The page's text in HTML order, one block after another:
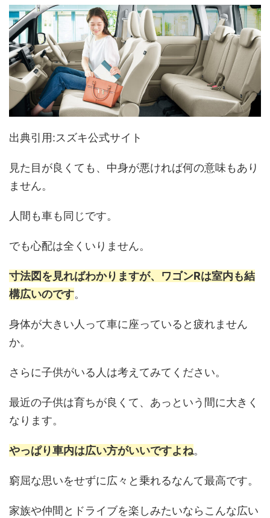
出典引用:スズキ公式サイト
見た目が良くても、中身が悪ければ何の意味もあり
ません。
人間も車も同じです。
でも心配は全くいりません。
寸法図を見ればわかりますが、ワゴンRは室内も結
構広いのです。
身体が大きい人って車に座っていると疲れません
か。
さらに子供がいる人は考えてみてください。
最近の子供は育ちが良くて、あっという間に大きく
なります。
やっぱり車内は広い方がいいですよね。
窮屈な思いをせずに広々と乗れるなんて最高です。
家族や仲間とドライブを楽しみたいならこんな広い